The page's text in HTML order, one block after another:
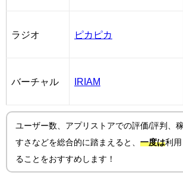
ラジオ ピカピカ
バーチャル IRIAM
ユーザー数、アプリストアでの評価/評判、
すさ などを総合的に踏まえると、一度は利
ることをおすすめします！